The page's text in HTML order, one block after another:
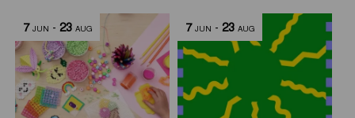
7 JUN - 23 AUG 7 JUN - 23 AUG